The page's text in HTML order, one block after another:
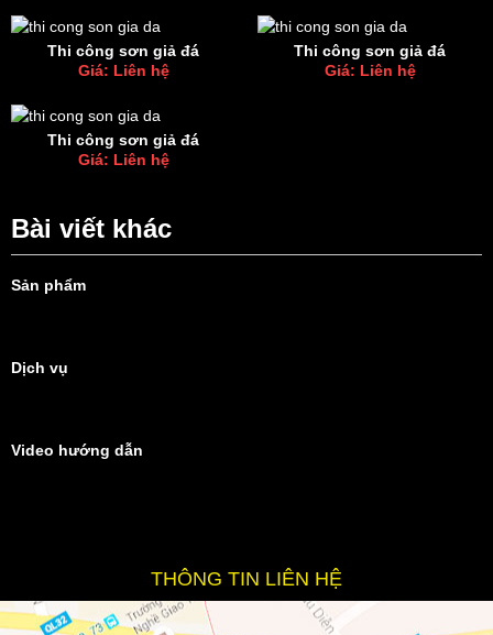
Thi công sơn giả đá
Giá: Liên hệ
Thi công sơn giả đá
Giá: Liên hệ
Thi công sơn giả đá
Giá: Liên hệ
Bài viết khác
Sản phẩm
Dịch vụ
Video hướng dẫn
THÔNG TIN LIÊN HỆ